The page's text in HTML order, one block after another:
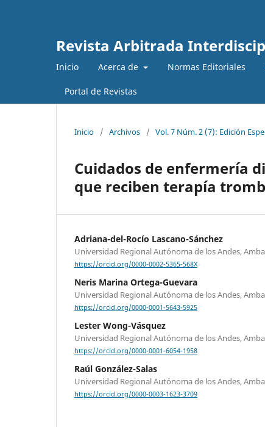
Revista Arbitrada
Inicio Acerca de Normas Editoriales
Portal de Revistas
Inicio / Archivos / Vol. 7 Núm. 2 (7): Edición
Cuidados de enfermería
que reciben terapía
Adriana-del-Rocío Lascano-Sánchez
Universidad Regional Autónoma de los Andes,
https://orcid.org/0000-0002-5365-568X
Neris Marina Ortega-Guevara
Universidad Regional Autónoma de los Andes,
https://orcid.org/0000-0001-5643-5925
Lester Wong-Vásquez
Universidad Regional Autónoma de los Andes,
https://orcid.org/0000-0001-6054-1958
Raúl González-Salas
Universidad Regional Autónoma de los Andes,
https://orcid.org/0000-0003-1623-3709